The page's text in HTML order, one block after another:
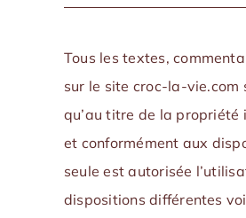
Tous les textes,
sur le site croc-la-vie.com
qu’au titre de la
et conformément aux
seule est autorisée
dispositions différentes